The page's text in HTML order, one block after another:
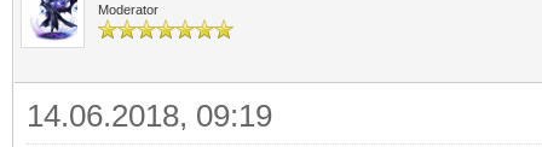
Moderator
14.06.2018, 09:19